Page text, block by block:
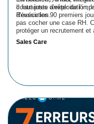
contraintes d’exploitation,
d’exécution.
Il faut juste arrêter de
Réussir les 90 premiers
pas cocher une case RH.
protéger un recrutement et
voulez transformer vos
Commencez par la
C’est souvent là que la
Sales Care